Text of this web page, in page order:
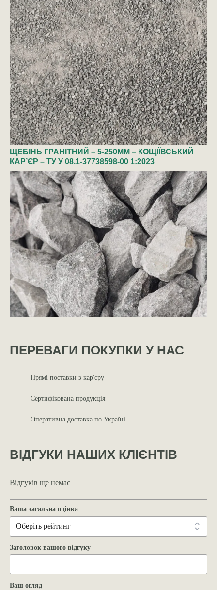
ЩЕБІНЬ ГРАНІТНИЙ – 5-250ММ – КОЩІЇВСЬКИЙ
КАР’ЄР – ТУ У 08.1-37738598-00 1:2023
ПЕРЕВАГИ ПОКУПКИ У НАС
Прямі поставки з кар'єру
Сертифікована продукція
Оперативна доставка по Україні
ВІДГУКИ НАШИХ КЛІЄНТІВ
Відгуків ще немає
Ваша загальна оцінка
Заголовок вашого відгуку
Ваш огляд